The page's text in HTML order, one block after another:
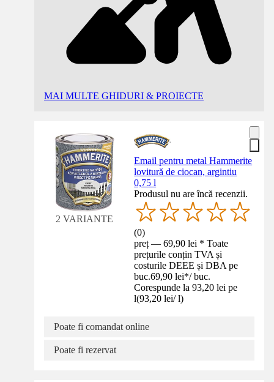
MAI MULTE GHIDURI & PROIECTE
2 VARIANTE
Email pentru metal Hammerite
lovitură de ciocan, argintiu
0,75 l
Produsul nu are încă recenzii.
(0)
preț — 69,90 lei * Toate
prețurile conțin TVA și
costurile DEEE și DBA pe
buc.69,90 lei*/ buc.
Corespunde la 93,20 lei pe
l(93,20 lei/ l)
Poate fi comandat online
Poate fi rezervat